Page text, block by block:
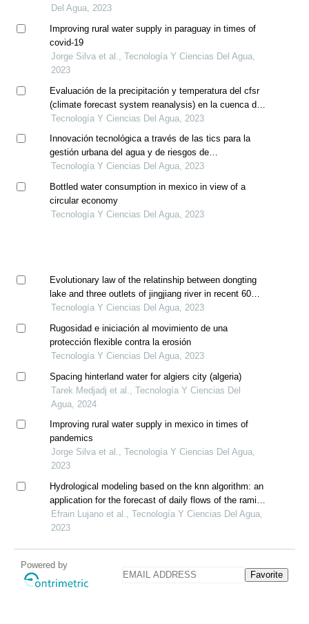
Del Agua, 2023
Improving rural water supply in paraguay in times of
covid-19
Jorge Silva et al., Tecnología Y Ciencias Del Agua,
2023
Evaluación de la precipitación y temperatura del cfsr
(climate forecast system reanalysis) en la cuenca del
río mayo
Tecnología Y Ciencias Del Agua, 2023
Innovación tecnológica a través de las tics para la
gestión urbana del agua y de riesgos de
precipitaciones extremas
Tecnología Y Ciencias Del Agua, 2023
Bottled water consumption in mexico in view of a
circular economy
Tecnología Y Ciencias Del Agua, 2023
Evolutionary law of the relatinship between dongting
lake and three outlets of jingjiang river in recent 60
years
Tecnología Y Ciencias Del Agua, 2023
Rugosidad e iniciación al movimiento de una
protección flexible contra la erosión
Tecnología Y Ciencias Del Agua, 2023
Spacing hinterland water for algiers city (algeria)
Tarek Medjadj et al., Tecnología Y Ciencias Del
Agua, 2024
Improving rural water supply in mexico in times of
pandemics
Jorge Silva et al., Tecnología Y Ciencias Del Agua,
2023
Hydrological modeling based on the knn algorithm: an
application for the forecast of daily flows of the ramis
river, peru
Efrain Lujano et al., Tecnología Y Ciencias Del Agua,
2023
Powered by
Favorite